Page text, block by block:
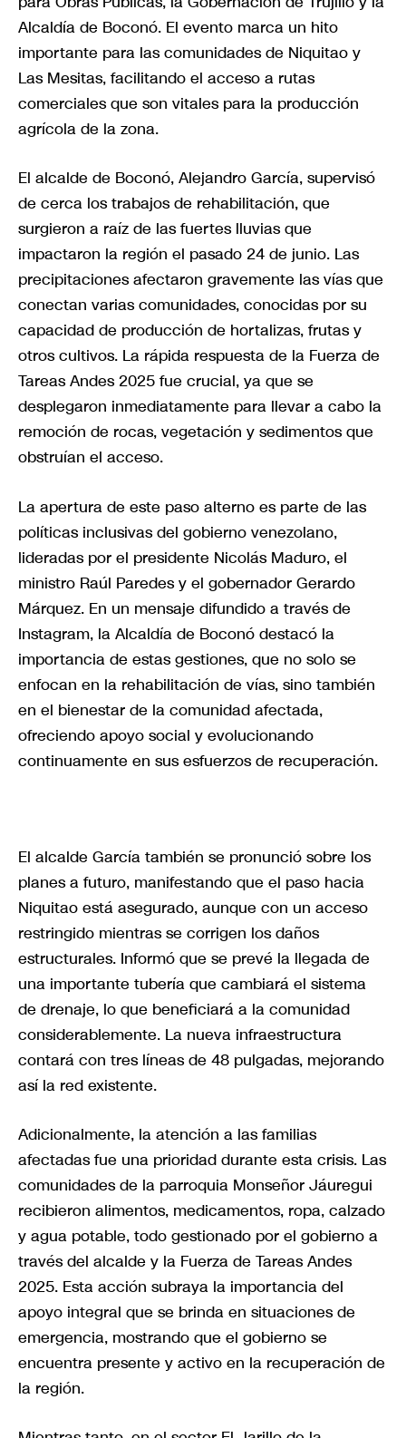
Alcaldía de Boconó. El evento marca un hito
importante para las comunidades de Niquitao y
Las Mesitas, facilitando el acceso a rutas
comerciales que son vitales para la producción
agrícola de la zona.
El alcalde de Boconó, Alejandro García, supervisó
de cerca los trabajos de rehabilitación, que
surgieron a raíz de las fuertes lluvias que
impactaron la región el pasado 24 de junio. Las
precipitaciones afectaron gravemente las vías que
conectan varias comunidades, conocidas por su
capacidad de producción de hortalizas, frutas y
otros cultivos. La rápida respuesta de la Fuerza de
Tareas Andes 2025 fue crucial, ya que se
desplegaron inmediatamente para llevar a cabo la
remoción de rocas, vegetación y sedimentos que
obstruían el acceso.
La apertura de este paso alterno es parte de las
políticas inclusivas del gobierno venezolano,
lideradas por el presidente Nicolás Maduro, el
ministro Raúl Paredes y el gobernador Gerardo
Márquez. En un mensaje difundido a través de
Instagram, la Alcaldía de Boconó destacó la
importancia de estas gestiones, que no solo se
enfocan en la rehabilitación de vías, sino también
en el bienestar de la comunidad afectada,
ofreciendo apoyo social y evolucionando
continuamente en sus esfuerzos de recuperación.
El alcalde García también se pronunció sobre los
planes a futuro, manifestando que el paso hacia
Niquitao está asegurado, aunque con un acceso
restringido mientras se corrigen los daños
estructurales. Informó que se prevé la llegada de
una importante tubería que cambiará el sistema
de drenaje, lo que beneficiará a la comunidad
considerablemente. La nueva infraestructura
contará con tres líneas de 48 pulgadas, mejorando
así la red existente.
Adicionalmente, la atención a las familias
afectadas fue una prioridad durante esta crisis. Las
comunidades de la parroquia Monseñor Jáuregui
recibieron alimentos, medicamentos, ropa, calzado
y agua potable, todo gestionado por el gobierno a
través del alcalde y la Fuerza de Tareas Andes
2025. Esta acción subraya la importancia del
apoyo integral que se brinda en situaciones de
emergencia, mostrando que el gobierno se
encuentra presente y activo en la recuperación de
la región.